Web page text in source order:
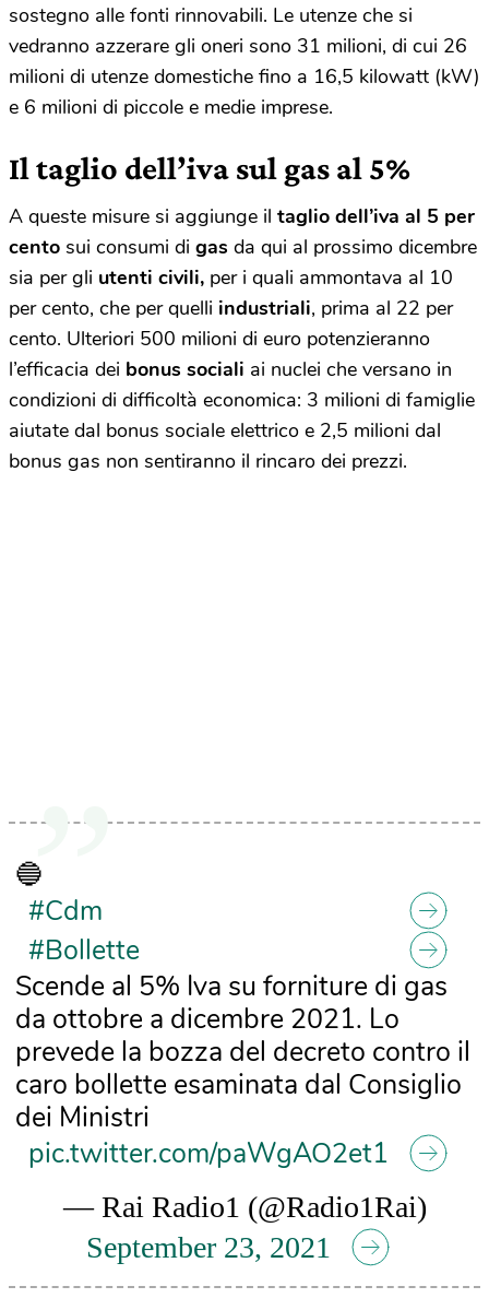
sostegno alle fonti rinnovabili. Le utenze che si
vedranno azzerare gli oneri sono 31 milioni, di cui 26
milioni di utenze domestiche fino a 16,5 kilowatt (kW)
e 6 milioni di piccole e medie imprese.
Il taglio dell’iva sul gas al 5%
A queste misure si aggiunge il taglio dell’iva al 5 per
cento sui consumi di gas da qui al prossimo dicembre
sia per gli utenti civili, per i quali ammontava al 10
per cento, che per quelli industriali, prima al 22 per
cento. Ulteriori 500 milioni di euro potenzieranno
l’efficacia dei bonus sociali ai nuclei che versano in
condizioni di difficoltà economica: 3 milioni di famiglie
aiutate dal bonus sociale elettrico e 2,5 milioni dal
bonus gas non sentiranno il rincaro dei prezzi.
🔵
#Cdm
#Bollette
Scende al 5% Iva su forniture di gas
da ottobre a dicembre 2021. Lo
prevede la bozza del decreto contro il
caro bollette esaminata dal Consiglio
dei Ministri
pic.twitter.com/paWgAO2et1
— Rai Radio1 (@Radio1Rai)
September 23, 2021